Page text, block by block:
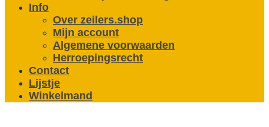
Info
Over zeilers.shop
Mijn account
Algemene voorwaarden
Herroepingsrecht
Contact
Lijstje
Winkelmand